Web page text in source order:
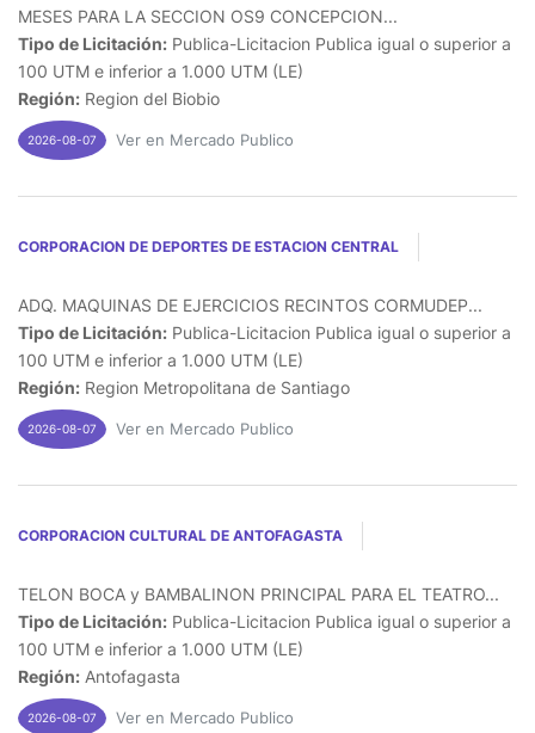
MESES PARA LA SECCION OS9 CONCEPCION...
Tipo de Licitación: Publica-Licitacion Publica igual o superior a
100 UTM e inferior a 1.000 UTM (LE)
Región: Region del Biobio
2026-08-07 Ver en Mercado Publico
CORPORACION DE DEPORTES DE ESTACION CENTRAL
ADQ. MAQUINAS DE EJERCICIOS RECINTOS CORMUDEP...
Tipo de Licitación: Publica-Licitacion Publica igual o superior a
100 UTM e inferior a 1.000 UTM (LE)
Región: Region Metropolitana de Santiago
2026-08-07 Ver en Mercado Publico
CORPORACION CULTURAL DE ANTOFAGASTA
TELON BOCA y BAMBALINON PRINCIPAL PARA EL TEATRO...
Tipo de Licitación: Publica-Licitacion Publica igual o superior a
100 UTM e inferior a 1.000 UTM (LE)
Región: Antofagasta
2026-08-07 Ver en Mercado Publico